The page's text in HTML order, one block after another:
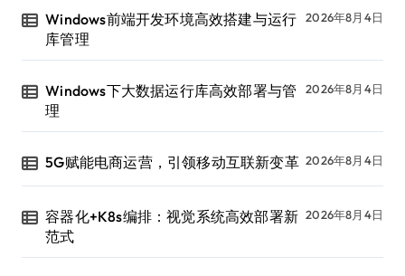
Windows前端开发环境高效搭建与运行
库管理
2026年8月4日
Windows下大数据运行库高效部署与管
理
2026年8月4日
5G赋能电商运营，引领移动互联新变革 2026年8月4日
容器化+K8s编排：视觉系统高效部署新
范式
2026年8月4日